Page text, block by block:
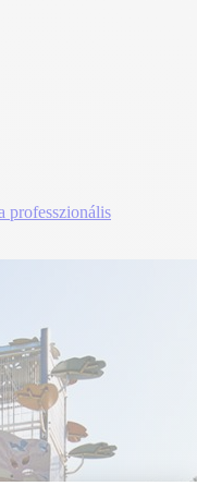
professzionális